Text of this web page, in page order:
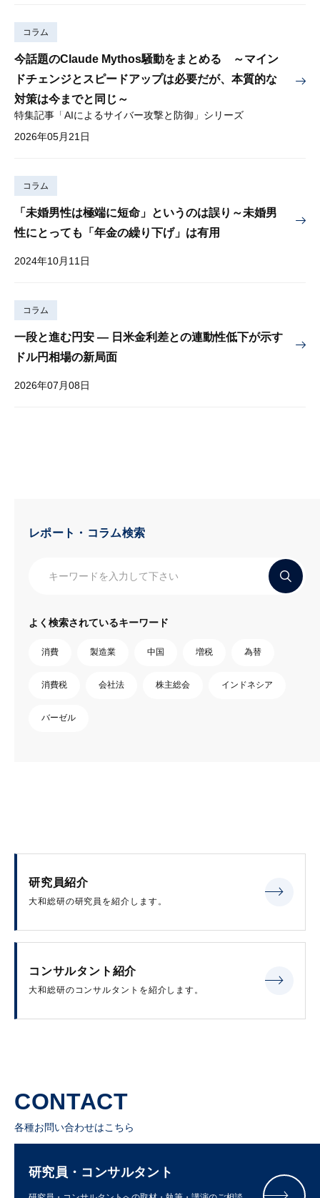
コラム
今話題のClaude Mythos騒動をまとめる ～マイン
ドチェンジとスピードアップは必要だが、本質的な
対策は今までと同じ～
特集記事「AIによるサイバー攻撃と防御」シリーズ
2026年05月21日
コラム
「未婚男性は極端に短命」というのは誤り～未婚男
性にとっても「年金の繰り下げ」は有用
2024年10月11日
コラム
一段と進む円安 — 日米金利差との連動性低下が示す
ドル円相場の新局面
2026年07月08日
レポート・コラム検索
よく検索されているキーワード
消費 製造業 中国 増税 為替
消費税 会社法 株主総会 インドネシア
バーゼル
研究員紹介
大和総研の研究員を紹介します。
コンサルタント紹介
大和総研のコンサルタントを紹介します。
CONTACT
各種お問い合わせはこちら
研究員・コンサルタント